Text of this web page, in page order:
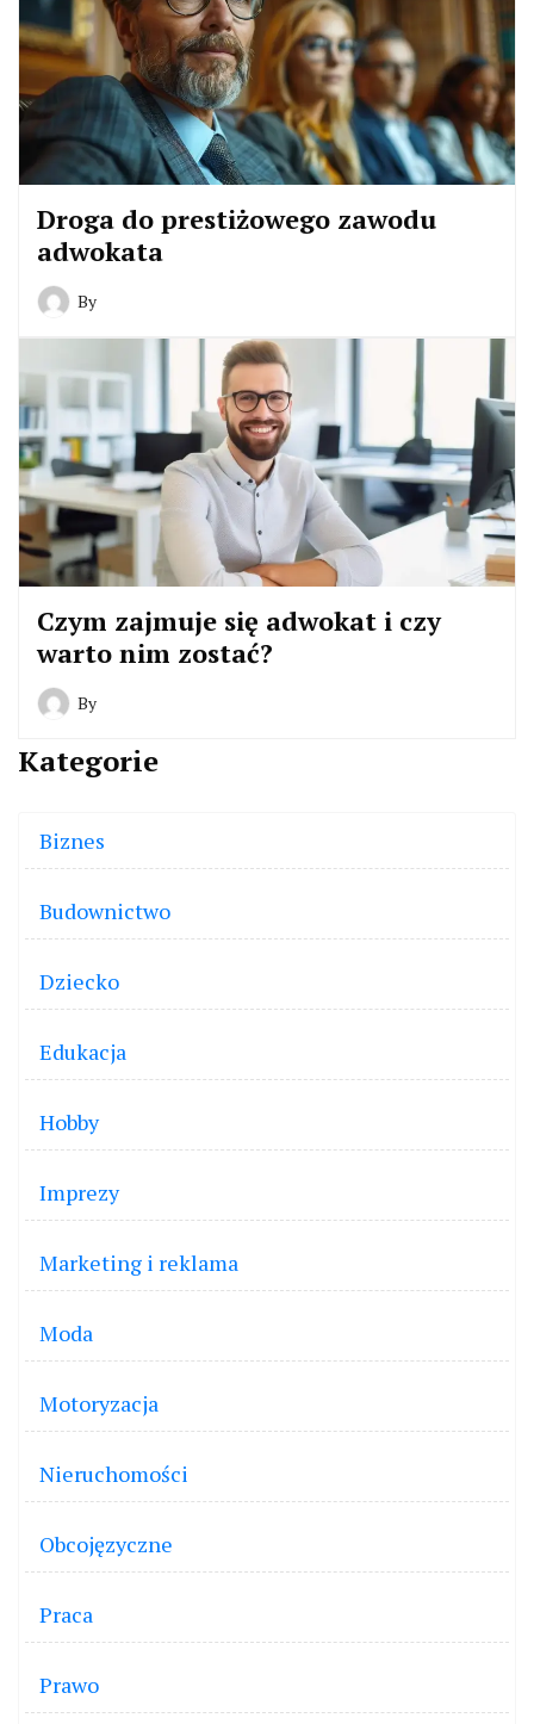
Droga do prestiżowego zawodu
adwokata
By
Czym zajmuje się adwokat i czy
warto nim zostać?
By
Kategorie
Biznes
Budownictwo
Dziecko
Edukacja
Hobby
Imprezy
Marketing i reklama
Moda
Motoryzacja
Nieruchomości
Obcojęzyczne
Praca
Prawo